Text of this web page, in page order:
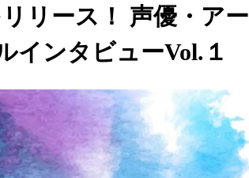
リース！ 声優・アー
インタビューVol.１